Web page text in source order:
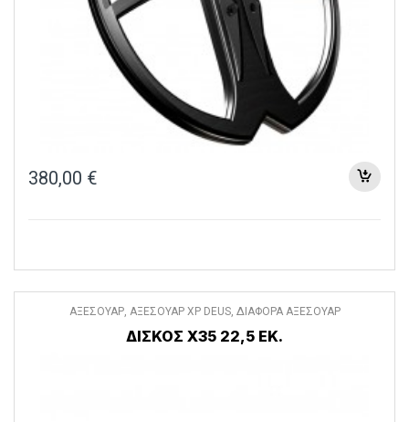
380,00 €
ΑΞΕΣΟΥΑΡ, ΑΞΕΣΟΥΑΡ XP DEUS, ΔΙΑΦΟΡΑ ΑΞΕΣΟΥΑΡ
ΔΙΣΚΟΣ X35 22,5 ΕΚ.